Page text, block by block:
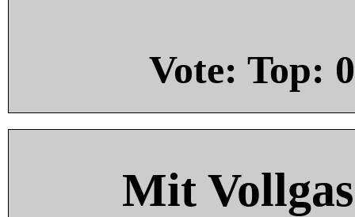
Vote: Top: 0
Mit